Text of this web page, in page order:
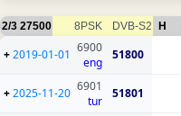
H
DVB-S2
8PSK
27500
2/3
51800
6900
eng
2019-01-01
+
51801
6901
tur
2025-11-20
+